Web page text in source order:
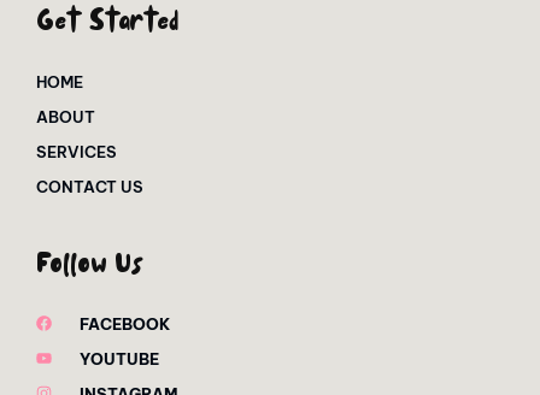
Get Started
HOME
ABOUT
SERVICES
CONTACT US
Follow Us
FACEBOOK
YOUTUBE